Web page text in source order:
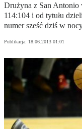
Drużyna z San Antonio
114:104 i od tytułu
numer sześć dziś w
Publikacja: 18.06.2013 01:01